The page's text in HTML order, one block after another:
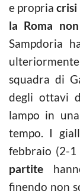
e propriacrisi
la Roma
Sampdoria
squadra di
degli ottavi
lampo in
tempo. I
febbraio (2-
partite
finendo non